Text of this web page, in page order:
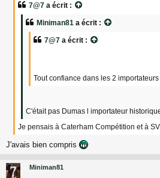
7@7 a écrit :
Miniman81 a écrit :
7@7 a écrit :
Tout confiance dans les 2
C'était pas Dumas l importateur
Je pensais à Caterham Compétition et à
J'avais bien compris
Miniman81